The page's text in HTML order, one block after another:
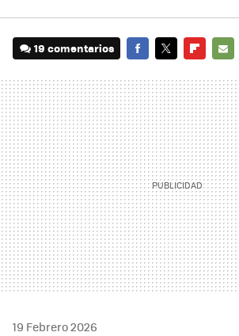
19 comentarios
MAIL
19 Febrero 2026